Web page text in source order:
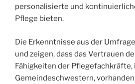
personalisierte und
Pflege bieten.
Die Erkenntnisse aus der
und zeigen, dass das Vertrauen
Fähigkeiten der
Gemeindeschwestern,